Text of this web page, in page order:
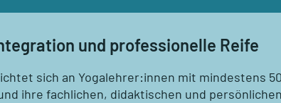
und professionelle Reife
sich an Yogalehrer:innen mit mindestens
ihre fachlichen, didaktischen und